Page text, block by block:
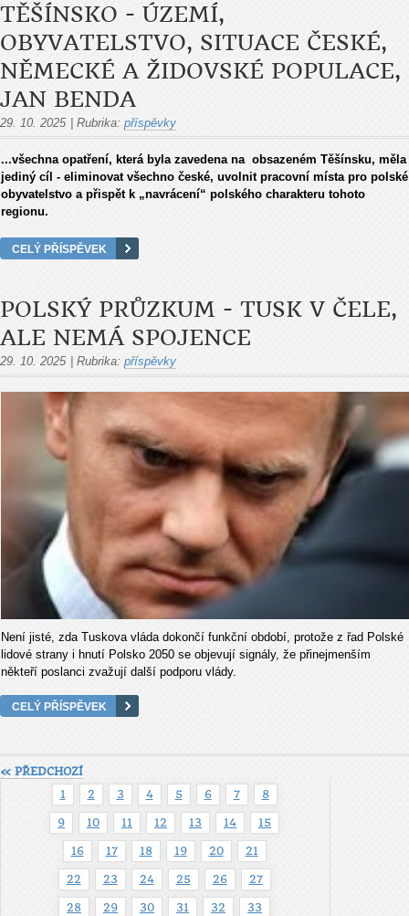
TĚŠÍNSKO - ÚZEMÍ,
OBYVATELSTVO, SITUACE ČESKÉ,
NĚMECKÉ A ŽIDOVSKÉ POPULACE,
JAN BENDA
29. 10. 2025 Rubrika: příspěvky
...všechna opatření, která byla zavedena na obsazeném Těšínsku, měla
jediný cíl - eliminovat všechno české, uvolnit pracovní místa pro polské
obyvatelstvo a přispět k „navrácení“ polského charakteru tohoto
regionu.
CELÝ PŘÍSPĚVEK
POLSKÝ PRŮZKUM - TUSK V ČELE,
ALE NEMÁ SPOJENCE
29. 10. 2025 Rubrika: příspěvky
Není jisté, zda Tuskova vláda dokončí funkční období, protože z řad Polské
lidové strany i hnutí Polsko 2050 se objevují signály, že přinejmenším
někteří poslanci zvažují další podporu vlády.
CELÝ PŘÍSPĚVEK
« PŘEDCHOZÍ
1
2 3 4 5 6 7 8
9 10 11 12 13 14 15
16 17 18 19 20 21
22 23 24 25 26 27
28 29 30 31 32 33